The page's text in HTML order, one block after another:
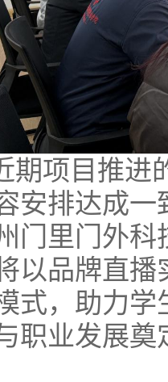
期项目推进
安排达成
门里门外
以品牌直
式，助力
职业发展奠